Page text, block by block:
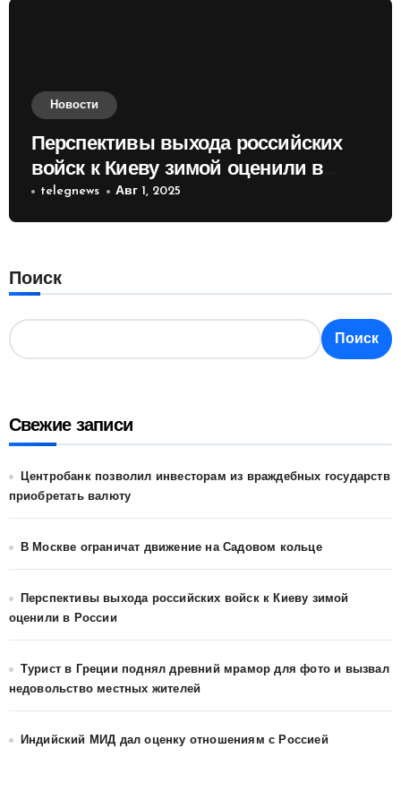
Новости
Перспективы выхода российских
войск к Киеву зимой оценили в
России
telegnews Авг 1, 2025
Поиск
Поиск
Свежие записи
Центробанк позволил инвесторам из враждебных государств
приобретать валюту
В Москве ограничат движение на Садовом кольце
Перспективы выхода российских войск к Киеву зимой
оценили в России
Турист в Греции поднял древний мрамор для фото и вызвал
недовольство местных жителей
Индийский МИД дал оценку отношениям с Россией